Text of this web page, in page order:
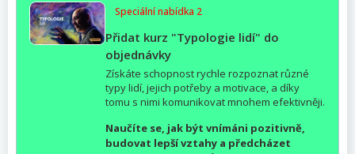
Speciální nabídka 2
Přidat kurz "Typologie lidí" do
objednávky
Získáte schopnost rychle rozpoznat různé
typy lidí, jejich potřeby a motivace, a díky
tomu s nimi komunikovat mnohem efektivněji.
Naučíte se, jak být vnímáni pozitivně,
budovat lepší vztahy a předcházet